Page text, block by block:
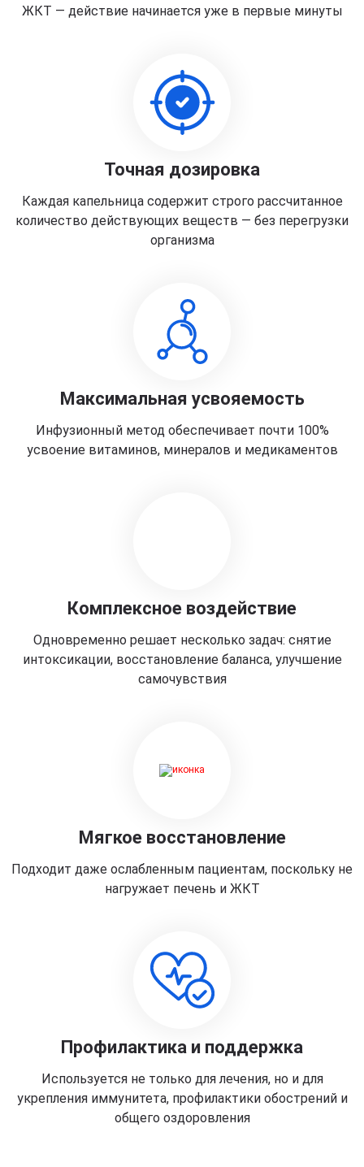
ЖКТ — действие начинается уже в первые минуты
Точная дозировка
Каждая капельница содержит строго рассчитанное
количество действующих веществ — без перегрузки
организма
Максимальная усвояемость
Инфузионный метод обеспечивает почти 100%
усвоение витаминов, минералов и медикаментов
Комплексное воздействие
Одновременно решает несколько задач: снятие
интоксикации, восстановление баланса, улучшение
самочувствия
Мягкое восстановление
Подходит даже ослабленным пациентам, поскольку не
нагружает печень и ЖКТ
Профилактика и поддержка
Используется не только для лечения, но и для
укрепления иммунитета, профилактики обострений и
общего оздоровления